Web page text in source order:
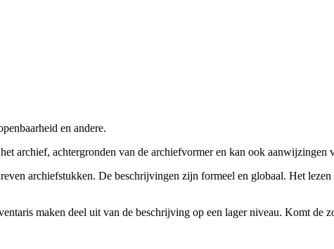
en andere.
archief, achtergronden van de archiefvormer en kan ook aanwijzingen
archiefstukken. De beschrijvingen zijn formeel en globaal. Het
maken deel uit van de beschrijving op een lager niveau. Komt de